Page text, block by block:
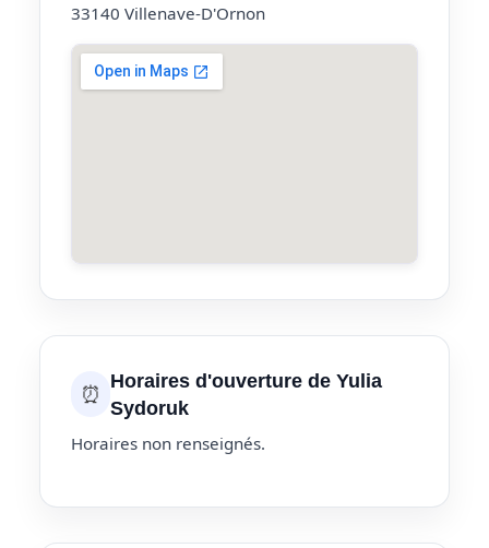
33140 Villenave-D'Ornon
⏰ Horaires d'ouverture de Yulia
Sydoruk
Horaires non renseignés.